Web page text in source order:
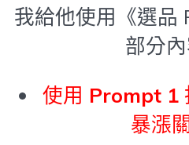
我給他使用《選品
部分內
使用 Prompt 1
暴漲